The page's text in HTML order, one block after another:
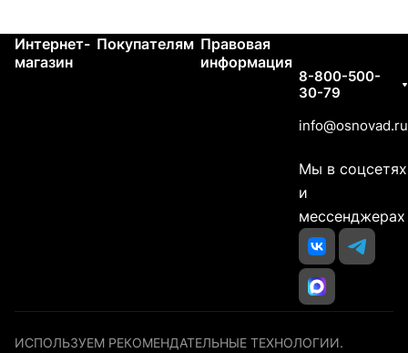
Интернет-
магазин
Покупателям Правовая
информация
8-800-500-
30-79
info@osnovad.ru
Мы в соцсетях
и
мессенджерах
ИСПОЛЬЗУЕМ РЕКОМЕНДАТЕЛЬНЫЕ ТЕХНОЛОГИИ.